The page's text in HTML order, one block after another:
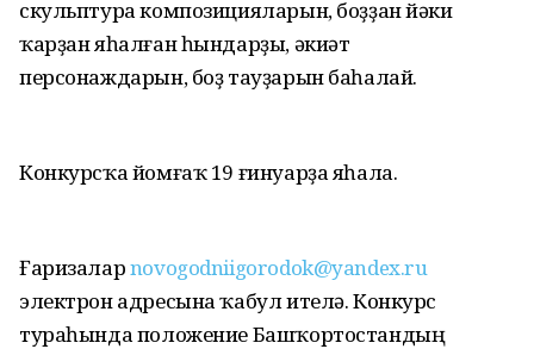
скульптура композицияларын, боҙҙан йәки
ҡарҙан яһалған һындарҙы, әкиәт
персонаждарын, боҙ тауҙарын баһалай.
Конкурсҡа йомғаҡ 19 ғинуарҙа яһала.
Ғаризаларnovogodniigorodok@yandex.ru
электрон адресына ҡабул ителә. Конкурс
тураһында положение Башҡортостандың